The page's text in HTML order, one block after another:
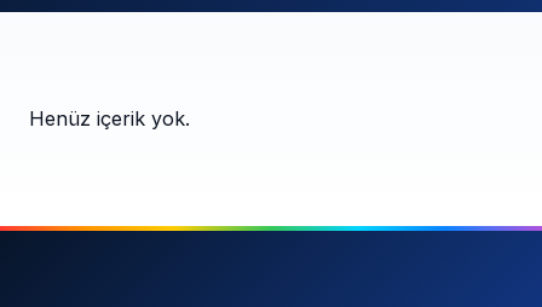
Henüz içerik yok.